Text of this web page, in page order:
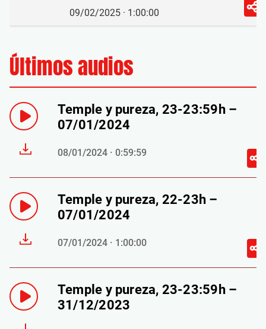
09/02/2025 · 1:00:00
Últimos audios
Temple y pureza, 23-23:59h –
07/01/2024
08/01/2024 · 0:59:59
Temple y pureza, 22-23h –
07/01/2024
07/01/2024 · 1:00:00
Temple y pureza, 23-23:59h –
31/12/2023